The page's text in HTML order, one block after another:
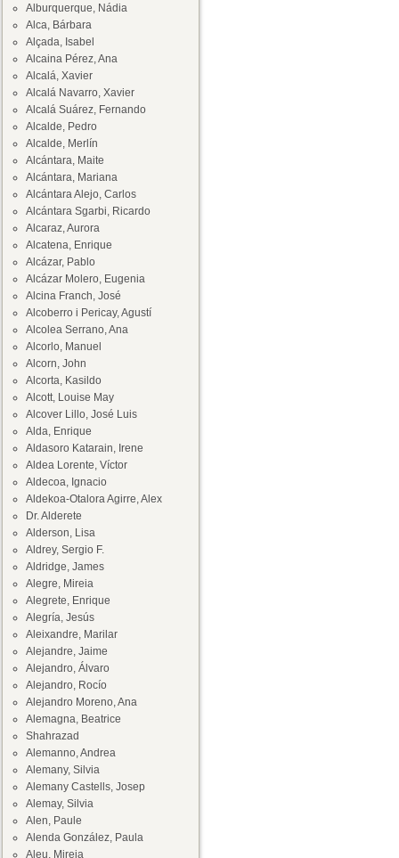
Alburquerque, Nádia
Alca, Bárbara
Alçada, Isabel
Alcaina Pérez, Ana
Alcalá, Xavier
Alcalá Navarro, Xavier
Alcalá Suárez, Fernando
Alcalde, Pedro
Alcalde, Merlín
Alcántara, Maite
Alcántara, Mariana
Alcántara Alejo, Carlos
Alcántara Sgarbi, Ricardo
Alcaraz, Aurora
Alcatena, Enrique
Alcázar, Pablo
Alcázar Molero, Eugenia
Alcina Franch, José
Alcoberro i Pericay, Agustí
Alcolea Serrano, Ana
Alcorlo, Manuel
Alcorn, John
Alcorta, Kasildo
Alcott, Louise May
Alcover Lillo, José Luis
Alda, Enrique
Aldasoro Katarain, Irene
Aldea Lorente, Víctor
Aldecoa, Ignacio
Aldekoa-Otalora Agirre, Alex
Dr. Alderete
Alderson, Lisa
Aldrey, Sergio F.
Aldridge, James
Alegre, Mireia
Alegrete, Enrique
Alegría, Jesús
Aleixandre, Marilar
Alejandre, Jaime
Alejandro, Álvaro
Alejandro, Rocío
Alejandro Moreno, Ana
Alemagna, Beatrice
Shahrazad
Alemanno, Andrea
Alemany, Silvia
Alemany Castells, Josep
Alemay, Silvia
Alen, Paule
Alenda González, Paula
Aleu, Mireia